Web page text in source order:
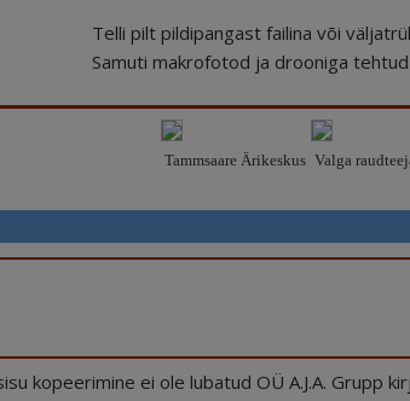
Telli pilt pildipangast failina või
Samuti makrofotod ja drooniga
Tammsaare Ärikeskus Valga
kopeerimine ei ole lubatud OÜ A.J.A. Grupp